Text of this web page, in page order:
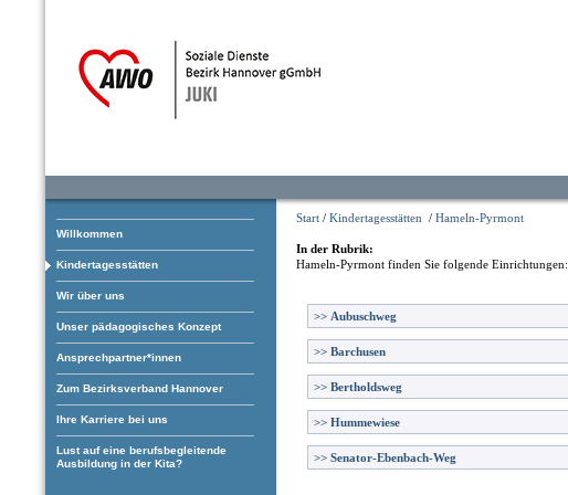
Willkommen
Kindertagesstätten
Wir über uns
Unser pädagogisches Konzept
Ansprechpartner*innen
Zum Bezirksverband Hannover
Ihre Karriere bei uns
Lust auf eine berufsbegleitende
Ausbildung in der Kita?
Start / Kindertagesstätten / Hameln-Pyrmont
In der Rubrik:
Hameln-Pyrmont finden Sie folgende Einrichtungen:
>> Aubuschweg
>> Barchusen
>> Bertholdsweg
>> Hummewiese
>> Senator-Ebenbach-Weg